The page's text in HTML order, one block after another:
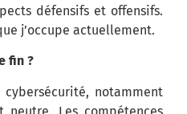
défensifs et offensifs.
j’occupe actuellement.
fin ?
notamment